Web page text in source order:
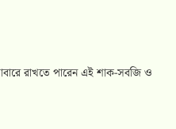
রাখতে পারেন এই শাক-সবজি ও